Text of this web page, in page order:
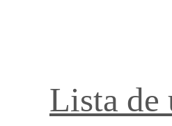
Lista de